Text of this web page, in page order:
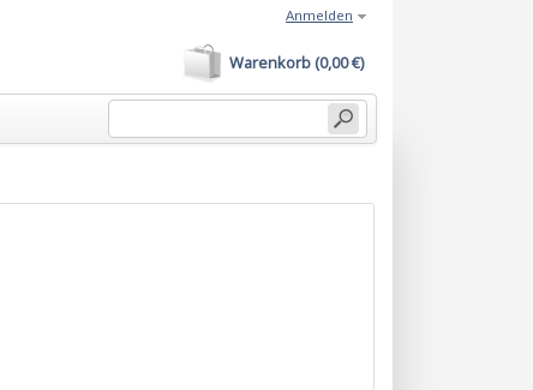
Warenkorb (0,00 €)
Anmelden